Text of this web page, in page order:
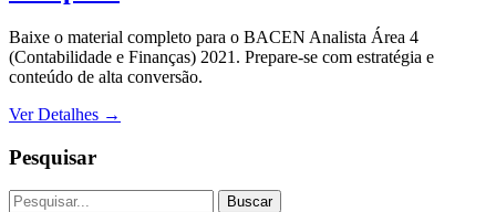
Baixe o material completo para o BACEN Analista Área 4
(Contabilidade e Finanças) 2021. Prepare-se com estratégia e
conteúdo de alta conversão.
Ver Detalhes →
Pesquisar
Buscar